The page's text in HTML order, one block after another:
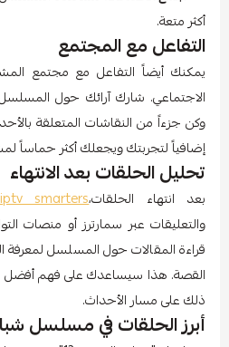
أكثر متعة.
التفاعل مع المجتمع
يمكنك أيضاً التفاعل مع مجتمع
الاجتماعي. شارك آرائك حول
وكن جزءاً من النقاشات المتعلقة
إضافياً لتجربتك ويجعلك أكثر حماساً
تحليل الحلقات بعد الانتهاء
بعد انتهاء الحلقات،iptv smarters
والتعليقات عبر سمارترز أو منصات
قراءة المقالات حول المسلسل لمعرفة
القصة. هذا سيساعدك على فهم أفضل
ذلك على مسار الأحداث.
أبرز الحلقات في مسلسل